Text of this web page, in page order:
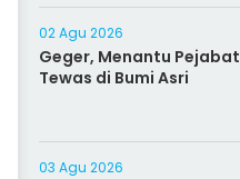
02 Agu 2026
Geger, Menantu Pejabat
Tewas di Bumi Asri
03 Agu 2026